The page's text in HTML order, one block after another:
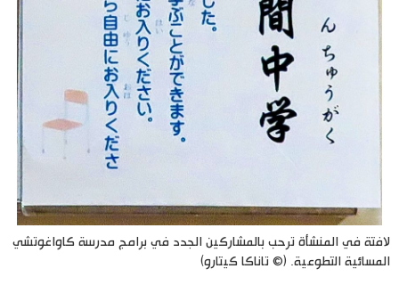
لافتة في المنشأة ترحب بالمشاركين الجدد في برامج مدرسة كاواغوتشي
المسائية التطوعية. (© تاناكا كيتارو)